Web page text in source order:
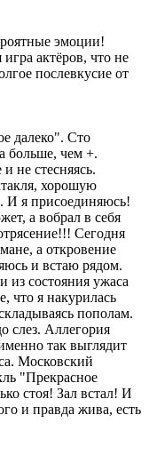
эмоции!
актёров, что не
послевкусие от
далеко". Сто
больше, чем +.
не стесняясь.
хорошую
И я присоединяюсь!
а вобрал в себя
Сегодня
а откровение
и встаю рядом.
состояния ужаса
что я накурилась
пополам.
слез. Аллегория
так выглядит
Московский
"Прекрасное
стоя! Зал встал! И
и правда жива, есть